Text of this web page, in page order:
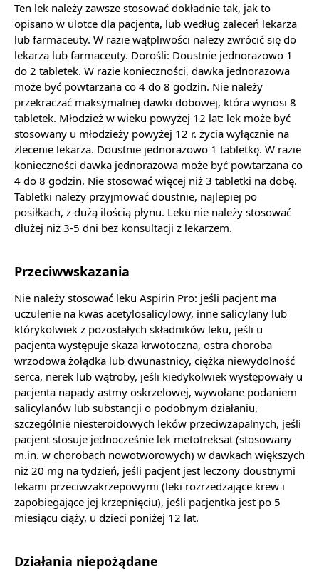
Ten lek należy zawsze stosować dokładnie tak, jak to
opisano w ulotce dla pacjenta, lub według zaleceń lekarza
lub farmaceuty. W razie wątpliwości należy zwrócić się do
lekarza lub farmaceuty. Dorośli: Doustnie jednorazowo 1
do 2 tabletek. W razie konieczności, dawka jednorazowa
może być powtarzana co 4 do 8 godzin. Nie należy
przekraczać maksymalnej dawki dobowej, która wynosi 8
tabletek. Młodzież w wieku powyżej 12 lat: lek może być
stosowany u młodzieży powyżej 12 r. życia wyłącznie na
zlecenie lekarza. Doustnie jednorazowo 1 tabletkę. W razie
konieczności dawka jednorazowa może być powtarzana co
4 do 8 godzin. Nie stosować więcej niż 3 tabletki na dobę.
Tabletki należy przyjmować doustnie, najlepiej po
posiłkach, z dużą ilością płynu. Leku nie należy stosować
dłużej niż 3-5 dni bez konsultacji z lekarzem.
Przeciwwskazania
Nie należy stosować leku Aspirin Pro: jeśli pacjent ma
uczulenie na kwas acetylosalicylowy, inne salicylany lub
którykolwiek z pozostałych składników leku, jeśli u
pacjenta występuje skaza krwotoczna, ostra choroba
wrzodowa żołądka lub dwunastnicy, ciężka niewydolność
serca, nerek lub wątroby, jeśli kiedykolwiek występowały u
pacjenta napady astmy oskrzelowej, wywołane podaniem
salicylanów lub substancji o podobnym działaniu,
szczególnie niesteroidowych leków przeciwzapalnych, jeśli
pacjent stosuje jednocześnie lek metotreksat (stosowany
m.in. w chorobach nowotworowych) w dawkach większych
niż 20 mg na tydzień, jeśli pacjent jest leczony doustnymi
lekami przeciwzakrzepowymi (leki rozrzedzające krew i
zapobiegające jej krzepnięciu), jeśli pacjentka jest po 5
miesiącu ciąży, u dzieci poniżej 12 lat.
Działania niepożądane